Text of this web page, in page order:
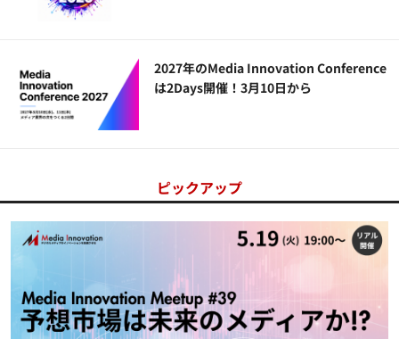
2027年のMedia Innovation Conference
は2Days開催！3月10日から
ピックアップ